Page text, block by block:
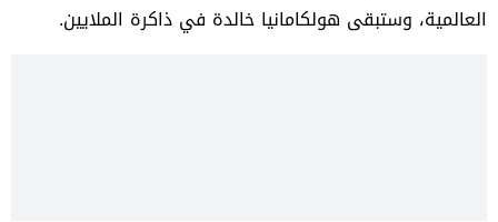
العالمية، وستبقى هولكامانيا خالدة في ذاكرة الملايين.